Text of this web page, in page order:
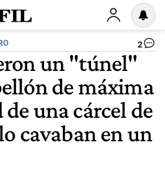
2
un "túnel"
de máxima
una cárcel de
cavaban en un